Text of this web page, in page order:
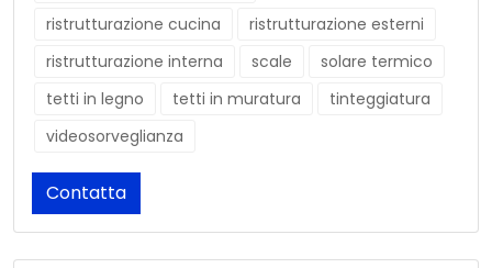
ristrutturazione cucina
ristrutturazione esterni
ristrutturazione interna
scale
solare termico
tetti in legno
tetti in muratura
tinteggiatura
videosorveglianza
Contatta